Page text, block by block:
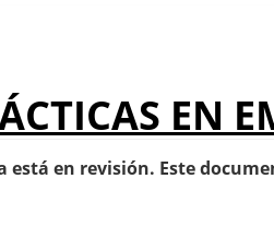
EN
en revisión. Este